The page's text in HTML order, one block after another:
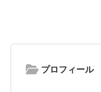
プロフィール